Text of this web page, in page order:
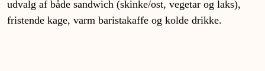
udvalg af både sandwich (skinke/ost, vegetar og laks),
fristende kage, varm baristakaffe og kolde drikke.